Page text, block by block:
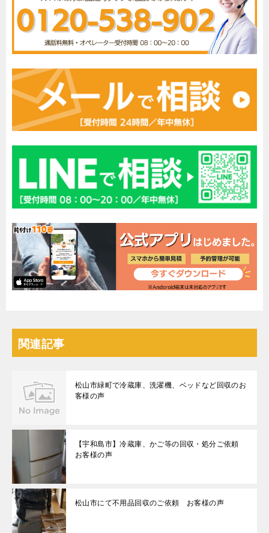
関連記事
松山市緑町で冷蔵庫、洗濯機、ベッドなど回収のお
客様の声
【宇和島市】冷蔵庫、かご等の回収・処分ご依頼
お客様の声
松山市にて不用品回収のご依頼 お客様の声